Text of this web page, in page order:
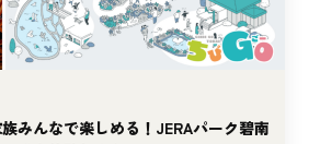
みんなで楽しめる！JERAパーク碧南